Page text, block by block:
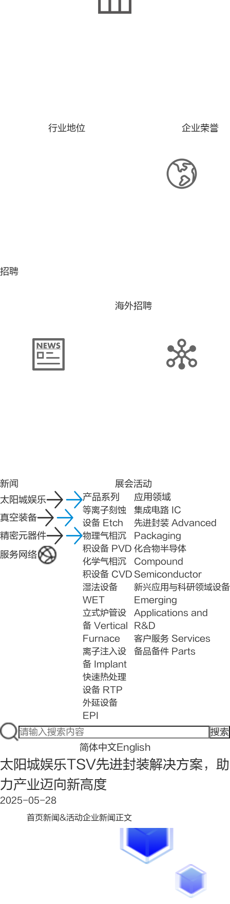
行业地位 企业荣誉
聘
海外招聘
闻
展会活动
太阳城娱乐
真空装备
精密元器件
服务网络
产品系列
等离子刻蚀
设备 Etch
物理气相沉
积设备 PVD
化学气相沉
积设备 CVD
湿法设备
WET
立式炉管设
备 Vertical
Furnace
离子注入设
备 Implant
快速热处理
设备 RTP
外延设备
EPI
应用领域
集成电路 IC
先进封装 Advanced
Packaging
化合物半导体
Compound
Semiconductor
新兴应用与科研领域设备
Emerging
Applications and
R&D
客户服务 Services
备品备件 Parts
搜索
简体中文English
太阳城娱乐TSV先进封装解决方案，助
力产业迈向新高度
2025-05-28
首页新闻&活动企业新闻正文